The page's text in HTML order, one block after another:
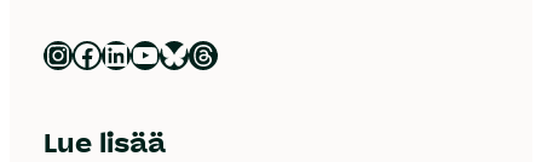
Luonnonsuojeluliitto Instagramissa Luonnonsuojeluliitto Facebookissa Luonnonsuojeluliitto LinkedInissä Luonnonsuojeluliiton YouTube-kanava Luonnonsuojeluliitto Blueskyssa Luonnonsuojeluliitto Threadsissa
Lue lisää